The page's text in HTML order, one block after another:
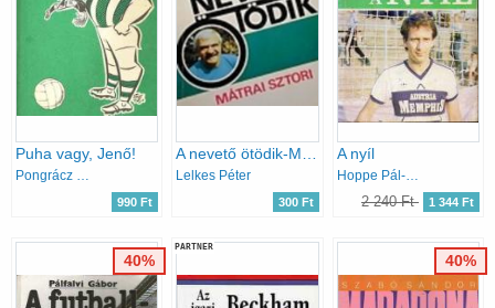
Puha vagy, Jenő!
Pongrácz György
990 Ft
A nevető ötödik-Mátrai sztori
Lelkes Péter
300 Ft
A nyíl
Hoppe Pál-Szabó Ferenc
2 240 Ft 1 344 Ft
40%
PARTNER
40%